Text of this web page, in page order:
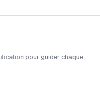
pour guider chaque